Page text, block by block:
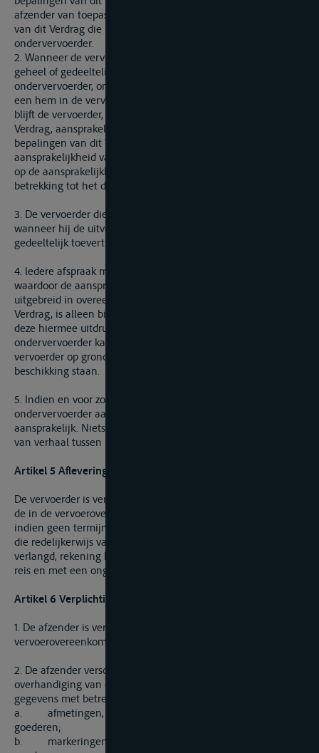
afzender van toepassing op de vervoerder en alle bepalingen
van dit Verdrag die betrekking hebben op de vervoerder op de
ondervervoerder.
2. Wanneer de vervoerder de uitvoering van het vervoer
geheel of gedeeltelijk heeft toevertrouwd aan een
ondervervoerder, ongeacht of dit gebeurt ter uitvoering van
een hem in de vervoerovereenkomst toegekend recht of niet,
blijft de vervoerder, overeenkomstig de bepalingen van dit
Verdrag, aansprakelijk voor het gehele vervoer. Alle
bepalingen van dit Verdrag die betrekking hebben op de
aansprakelijkheid van de vervoerder zijn ook van toepassing
op de aansprakelijkheid van de ondervervoerder met
betrekking tot het door deze laatste verrichte vervoer.
3. De vervoerder dient de afzender in elk geval te informeren
wanneer hij de uitvoering van het vervoer geheel of
gedeeltelijk toevertrouwt aan een ondervervoerder.
4. ledere afspraak met de afzender of de geadresseerde
waardoor de aansprakelijkheid van de vervoerder wordt
uitgebreid in overeenstemming met de bepalingen van dit
Verdrag, is alleen bindend voor de ondervervoerder voor zover
deze hiermee uitdrukkelijk en schriftelijk heeft ingestemd. De
ondervervoerder kan zich beroepen op alle verweren die de
vervoerder op grond van de vervoerovereenkomst ter
beschikking staan.
5. Indien en voor zover zowel de vervoerder als de
ondervervoerder aansprakelijk zijn, zijn zij hoofdelijk
aansprakelijk. Niets in dit artikel doet afbreuk aan het recht
van verhaal tussen hen.
Artikel 5 Afleveringstermijn
De vervoerder is verplicht de goederen af te leveren binnen
de in de vervoerovereenkomst overeengekomen termijn of,
indien geen termijn is overeengekomen, binnen de termijn
die redelijkerwijs van een zorgvuldig vervoerder mag worden
verlangd, rekening houdend met de omstandigheden van de
reis en met een ongehinderde vaart.
Artikel 6 Verplichtingen van de afzender
1. De afzender is verplicht de uit hoofde van de
vervoerovereenkomst verschuldigde bedragen te voldoen.
2. De afzender verschaft de vervoerder, voorafgaand aan de
overhandiging van de goederen, schriftelijk de volgende
gegevens met betrekking tot de te vervoeren goederen:
a. afmetingen, aantal of gewicht en stuwfactor van de
goederen;
b. markeringen die nodig zijn voor de identificatie van de